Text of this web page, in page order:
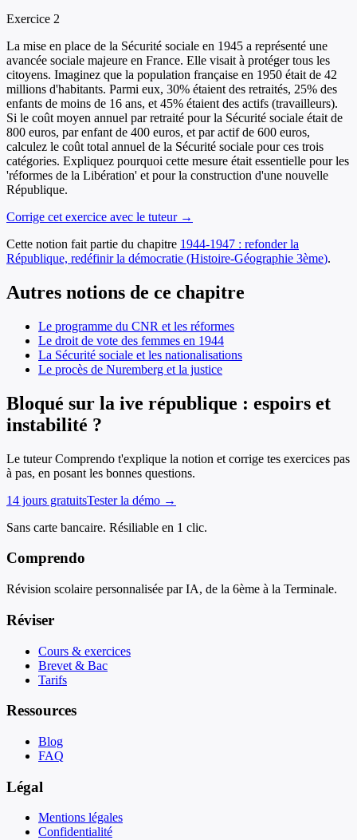
Exercice 2
La mise en place de la Sécurité sociale en 1945 a représenté une
avancée sociale majeure en France. Elle visait à protéger tous les
citoyens. Imaginez que la population française en 1950 était de 42
millions d'habitants. Parmi eux, 30% étaient des retraités, 25% des
enfants de moins de 16 ans, et 45% étaient des actifs (travailleurs).
Si le coût moyen annuel par retraité pour la Sécurité sociale était de
800 euros, par enfant de 400 euros, et par actif de 600 euros,
calculez le coût total annuel de la Sécurité sociale pour ces trois
catégories. Expliquez pourquoi cette mesure était essentielle pour les
'réformes de la Libération' et pour la construction d'une nouvelle
République.
Corrige cet exercice avec le tuteur →
Cette notion fait partie du chapitre 1944-1947 : refonder la
République, redéfinir la démocratie (Histoire-Géographie 3ème).
Autres notions de ce chapitre
Le programme du CNR et les réformes
Le droit de vote des femmes en 1944
La Sécurité sociale et les nationalisations
Le procès de Nuremberg et la justice
Bloqué sur la ive république : espoirs et
instabilité ?
Le tuteur Comprendo t'explique la notion et corrige tes exercices pas
à pas, en posant les bonnes questions.
14 jours gratuitsTester la démo →
Sans carte bancaire. Résiliable en 1 clic.
Comprendo
Révision scolaire personnalisée par IA, de la 6ème à la Terminale.
Réviser
Cours & exercices
Brevet & Bac
Tarifs
Ressources
Blog
FAQ
Légal
Mentions légales
Confidentialité